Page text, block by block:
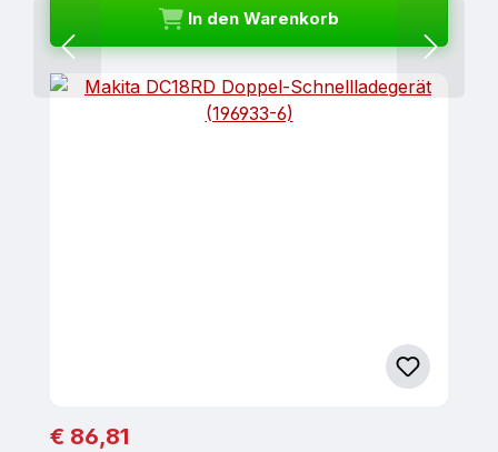
In den Warenkorb
Regulärer Preis:
€ 86,81